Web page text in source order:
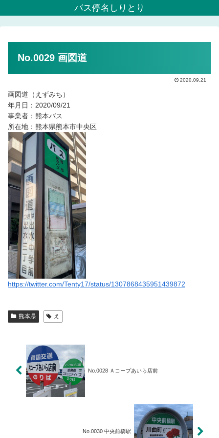
バス停名しりとり
No.0029 画図道
2020.09.21
画図道（えずみち）
年月日：2020/09/21
事業者：熊本バス
所在地：熊本県熊本市中央区
https://twitter.com/Tenty17/status/1307868435951439872
熊本県 え
No.0028 Ａコープあいら店前
No.0030 中央前橋駅